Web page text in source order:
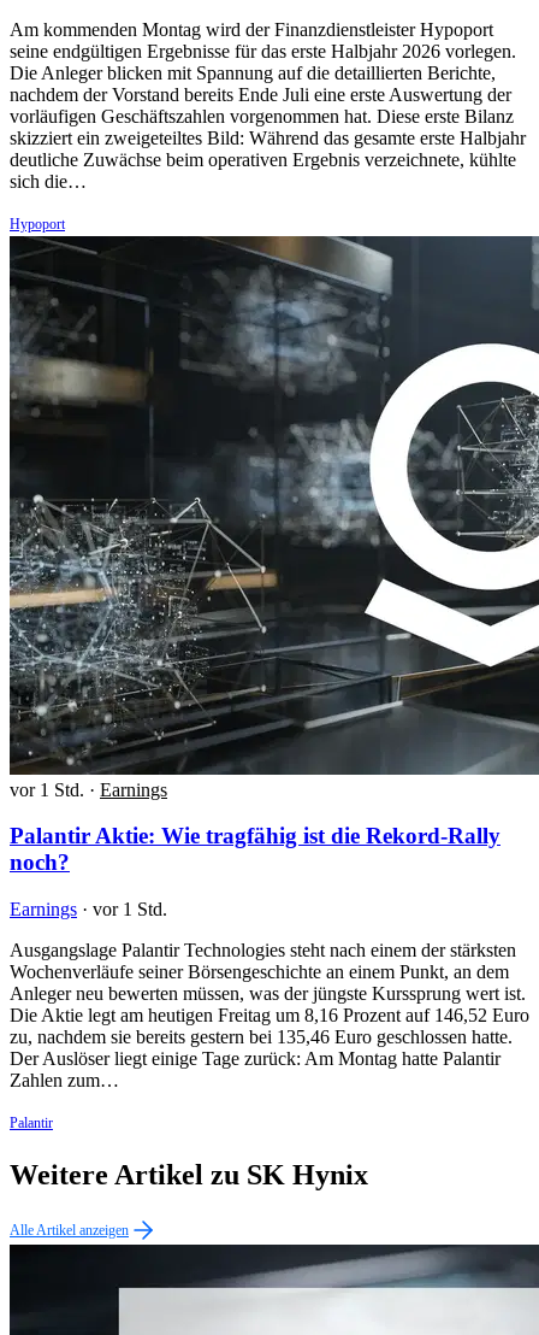
Am kommenden Montag wird der Finanzdienstleister Hypoport
seine endgültigen Ergebnisse für das erste Halbjahr 2026 vorlegen.
Die Anleger blicken mit Spannung auf die detaillierten Berichte,
nachdem der Vorstand bereits Ende Juli eine erste Auswertung der
vorläufigen Geschäftszahlen vorgenommen hat. Diese erste Bilanz
skizziert ein zweigeteiltes Bild: Während das gesamte erste Halbjahr
deutliche Zuwächse beim operativen Ergebnis verzeichnete, kühlte
sich die…
Hypoport
vor 1 Std. · Earnings
Palantir Aktie: Wie tragfähig ist die Rekord-Rally
noch?
Earnings · vor 1 Std.
Ausgangslage Palantir Technologies steht nach einem der stärksten
Wochenverläufe seiner Börsengeschichte an einem Punkt, an dem
Anleger neu bewerten müssen, was der jüngste Kurssprung wert ist.
Die Aktie legt am heutigen Freitag um 8,16 Prozent auf 146,52 Euro
zu, nachdem sie bereits gestern bei 135,46 Euro geschlossen hatte.
Der Auslöser liegt einige Tage zurück: Am Montag hatte Palantir
Zahlen zum…
Palantir
Weitere Artikel zu SK Hynix
Alle Artikel anzeigen